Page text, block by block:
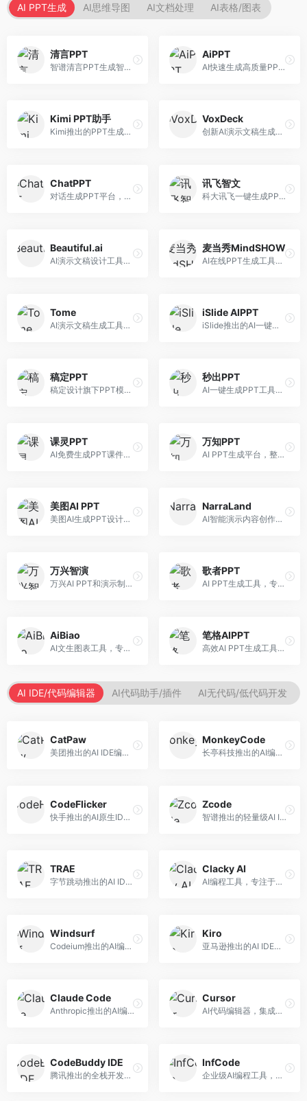
AI PPT生成 AI思维导图 AI文档处理 AI表格/图表
清言PPT
智谱清言PPT生成智能体，基于GLM大模型。面向智谱用户，支持对话生成PPT、内容优化等服务，与智谱生态深度整合。
AiPPT
AI快速生成高质量PPT平台，支持主题定制。面向职场人士和学生，提供一键生成、模板选择、内容优化等服务，PPT制作速度快，设计质量高。
Kimi PPT助手
Kimi推出的PPT生成智能体，整合长文本处理能力。面向职场人士和学生，支持文档解析、PPT生成、内容优化等服务，与Kimi生态深度整合。
VoxDeck
创新AI演示文稿生成工具，支持语音交互创作。面向职场人士，支持语音输入、PPT生成、内容优化等功能，语音创作体验便捷。
ChatPPT
对话生成PPT平台，支持自然语言交互创作。面向职场人士和教育工作者，通过对话方式完成PPT制作，交互体验友好，创作过程直观。
讯飞智文
科大讯飞一键生成PPT和Word工具，整合语音技术。面向职场人士，支持语音输入、文档生成、格式调整等功能，办公效率显著提升。
Beautiful.ai
AI演示文稿设计工具，专注于自动化设计排版。面向职场人士，提供智能排版、模板选择、设计优化等服务，设计美观度高。
麦当秀MindSHOW
AI在线PPT生成工具，支持思维导图转PPT。面向职场人士，提供思维导图导入、PPT生成、模板选择等服务，思维导图转PPT效率高。
Tome
AI演示文稿生成工具，专注于故事化演示创作。面向创业者和营销人员，提供故事叙述、视觉设计、内容生成等服务，演示文稿叙事性强。
iSlide AIPPT
iSlide推出的AI一键设计精美PPT工具。面向PPT设计用户，提供模板库、内容生成、设计优化等服务，与iSlide插件深度整合。
稿定PPT
稿定设计旗下PPT模板资源库，整合AI生成功能。面向设计师和职场人士，提供海量PPT模板、AI内容生成等服务，模板质量高。
秒出PPT
AI一键生成PPT工具，专注于快速演示文稿制作。面向职场人士，支持主题输入、内容生成、模板套用等功能，PPT生成速度快，适合紧急制作场景。
课灵PPT
AI免费生成PPT课件平台，专注于教育场景。面向教师和教育工作者，提供课件生成、教学设计、模板选择等服务，教育适配性强。
万知PPT
AI PPT生成平台，整合知识库与创作功能。面向职场人士，支持内容检索、PPT生成、设计优化等服务，知识整合能力强。
美图AI PPT
美图AI生成PPT设计工具，整合图像处理能力。面向设计师和职场人士，提供PPT生成、图片美化、设计优化等服务，视觉设计美观。
NarraLand
AI智能演示内容创作平台，专注于叙事演示。面向内容创作者，提供故事创作、演示生成、动画设计等服务，演示内容生动有趣。
万兴智演
万兴AI PPT和演示制作软件，整合视频演示功能。面向职场人士和教育工作者，提供PPT生成、演示录制、视频制作等服务，演示功能完善。
歌者PPT
AI PPT生成工具，专注于演示文稿智能创作。面向职场人士，支持主题输入、内容生成、设计美化等功能，PPT制作效率高。
AiBiao
AI文生图表工具，专注于数据可视化展示。面向数据分析师和职场人士，提供图表生成、数据可视化、PPT嵌入等服务，数据展示专业。
笔格AIPPT
高效AI PPT生成工具，专注于演示文稿智能创作。面向职场人士，支持主题输入、内容生成、设计美化等功能，PPT制作效率高。
AI IDE/代码编辑器 AI代码助手/插件 AI无代码/低代码开发
CatPaw
美团推出的AI IDE编程工具，专注于本地开发生态。面向开发者，提供智能代码补全、代码生成、项目管理等服务，本地开发体验好。
MonkeyCode
长亭科技推出的AI编程助手，专注于安全开发。面向开发者，提供代码生成、安全检测、漏洞修复等服务，安全开发能力强。
CodeFlicker
快手推出的AI原生IDE，专注于短视频相关开发。面向快手生态开发者，提供代码生成、调试辅助等服务，与快手开发生态深度整合。
Zcode
智谱推出的轻量级AI IDE，基于GLM模型。面向开发者，提供智能代码补全、代码生成、错误检测等服务，中文编程支持好。
TRAE
字节跳动推出的AI IDE编程工具，深度集成大模型能力。面向开发者，提供智能代码补全、代码解释、重构优化等服务，编程效率显著提升。
Clacky AI
AI编程工具，专注于代码智能生成与优化。面向开发者，提供代码生成、代码重构、错误修复等服务，编程效率高。
Windsurf
Codeium推出的AI编程工具，专注于代码智能辅助。面向开发者，提供代码补全、代码生成、代码解释等服务，多语言支持完善。
Kiro
亚马逊推出的AI IDE，深度整合AWS云服务。面向AWS开发者，提供代码生成、云服务集成、部署自动化等服务，与AWS生态无缝衔接。
Claude Code
Anthropic推出的AI编程工具，基于Claude模型。面向开发者，提供代码生成、代码审查、调试辅助等服务，代码质量高，推理能力强。
Cursor
AI代码编辑器，集成GPT-4模型，专注于智能编程辅助。面向开发者，提供代码生成、代码解释、错误修复等服务，编程体验流畅，开发效率高。
CodeBuddy IDE
腾讯推出的全栈开发AI IDE，整合腾讯云服务。面向开发者，提供代码生成、调试辅助、部署服务等功能，与腾讯云生态深度整合。
InfCode
企业级AI编程工具，专注于团队协作开发。面向企业开发团队，提供代码生成、代码审查、团队协作等服务，企业级功能完善。